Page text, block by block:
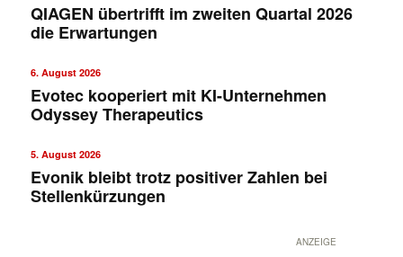
QIAGEN übertrifft im zweiten Quartal 2026
die Erwartungen
6. August 2026
Evotec kooperiert mit KI-Unternehmen
Odyssey Therapeutics
5. August 2026
Evonik bleibt trotz positiver Zahlen bei
Stellenkürzungen
ANZEIGE